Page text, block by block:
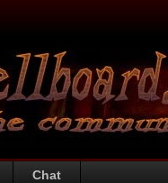
Chat